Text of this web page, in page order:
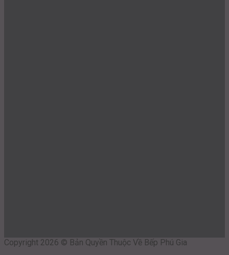
Copyright 2026 © Bản Quyền Thuộc Về Bếp Phú Gia